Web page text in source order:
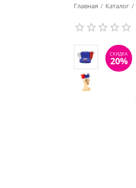
Главная / Каталог /